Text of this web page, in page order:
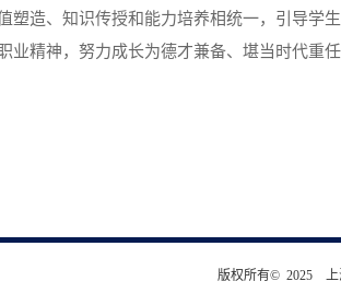
版权所有© 2025 上
塑造、知识传授和能力培养相统一，引导学
业精神，努力成长为德才兼备、堪当时代重任